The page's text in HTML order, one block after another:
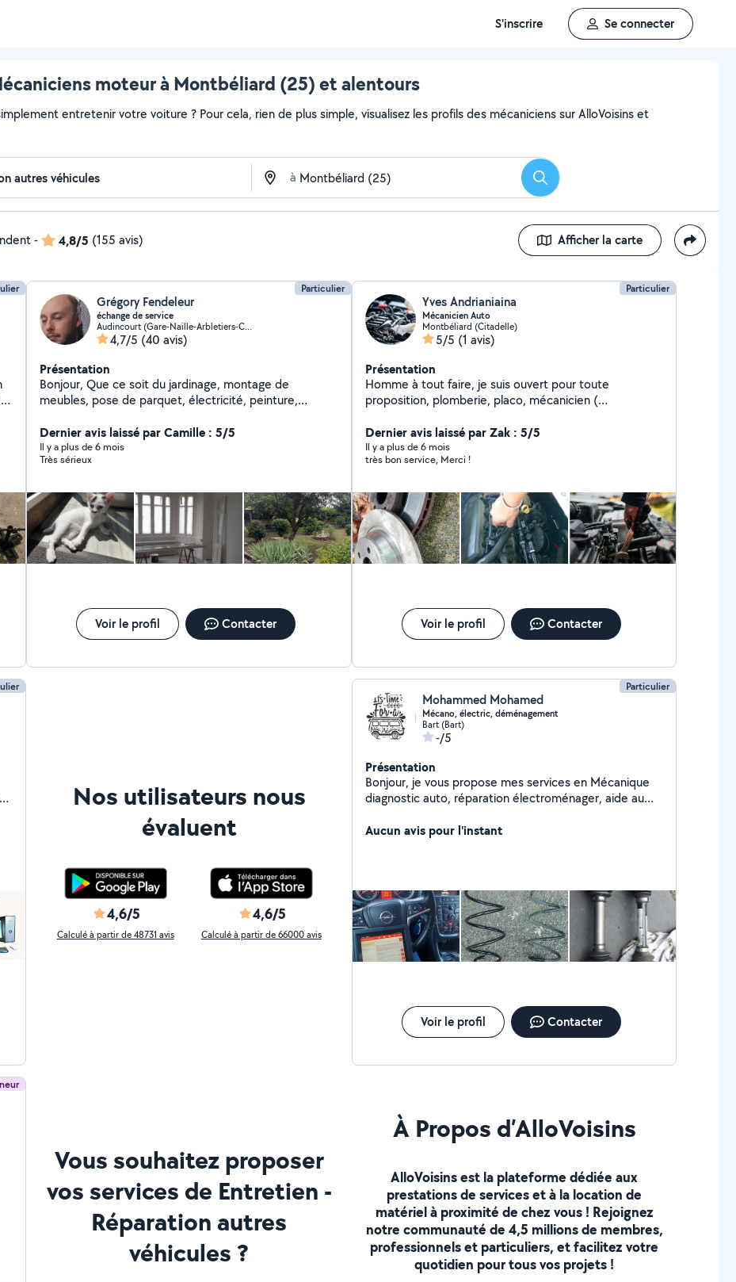
S'inscrire Se connecter
moteur à Montbéliard (25) et alentours
entretenir votre voiture ? Pour cela, rien de plus simple, visualisez les profils des mécaniciens sur AlloVoisins et
à Rechercher
- 4,8/5 (155 avis) Afficher la carte
Particulier
Grégory Fendeleur
échange de service
Audincourt (Gare-Naille-Arbletiers-Cantons)
4,7/5 (40 avis)
Présentation
Bonjour, Que ce soit du jardinage, montage de
meubles, pose de parquet, électricité, peinture,
suis en train en même temps de rénover ma maison
niveau placo et électricité, tout comme peinture et
papiers peints !
Dernier avis laissé par Camille : 5/5
Il y a plus de 6 mois
Très sérieux
Voir le profil Contacter
Particulier
Yves Andrianiaina
Mécanicien Auto
Montbéliard (Citadelle)
5/5 (1 avis)
Présentation
Homme à tout faire, je suis ouvert pour toute
proposition, plomberie, placo, mécanicien (
distribution, rotules, cardan vidange...), peinture,
plombier, petit bricolage, montage de meubles...
n'hésitez pas à me contacter, je suis a Montbéliard
Dernier avis laissé par Zak : 5/5
Il y a plus de 6 mois
très bon service, Merci !
Voir le profil Contacter
Nos utilisateurs nous
évaluent
4,6/5
Calculé à partir de 48731 avis
4,6/5
Calculé à partir de 66000 avis
Particulier
Mohammed Mohamed
Mécano, électric, déménagement
Bart (Bart)
-/5
Présentation
Bonjour, je vous propose mes services en Mécanique
diagnostic auto, réparation électroménager, aide au
contacter Cordialement
Aucun avis pour l'instant
Voir le profil Contacter
Vous souhaitez proposer
vos services de Entretien -
Réparation autres
véhicules ?
À Propos d’AlloVoisins
AlloVoisins est la plateforme dédiée aux
prestations de services et à la location de
matériel à proximité de chez vous ! Rejoignez
notre communauté de 4,5 millions de membres,
professionnels et particuliers, et facilitez votre
quotidien pour tous vos projets !